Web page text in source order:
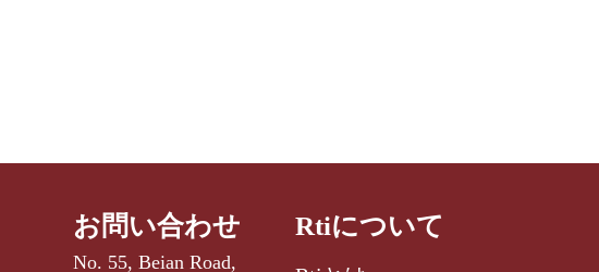
お問い合わせ
No. 55, Beian Road,
Rtiについて